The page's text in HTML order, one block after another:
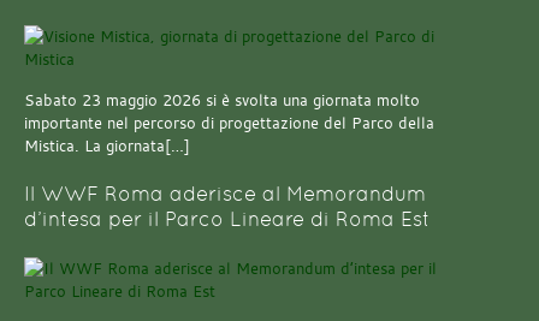
Sabato 23 maggio 2026 si è svolta una giornata molto
importante nel percorso di progettazione del Parco della
Mistica. La giornata[…]
Il WWF Roma aderisce al Memorandum
d’intesa per il Parco Lineare di Roma Est